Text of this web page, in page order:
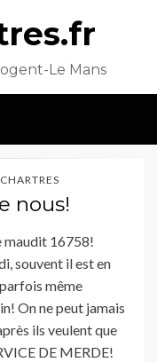
Le Mans
nous!
maudit 16758!
souvent il est en
même
On ne peut jamais
ils veulent que
DE MERDE!